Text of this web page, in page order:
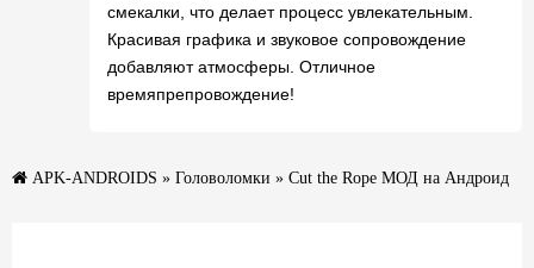
смекалки, что делает процесс увлекательным.
Красивая графика и звуковое сопровождение
добавляют атмосферы. Отличное
времяпрепровождение!
APK-ANDROIDS » Головоломки » Cut the Rope МОД на Андроид